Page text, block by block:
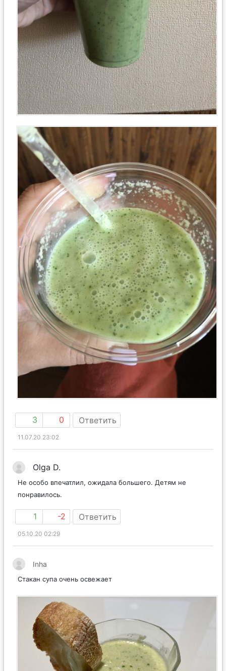
3 0 Ответить
11.07.20 23:02
Olga D.
Не особо впечатлил, ожидала большего. Детям не
понравилось.
1 -2 Ответить
05.10.20 02:29
Inha
Стакан супа очень освежает